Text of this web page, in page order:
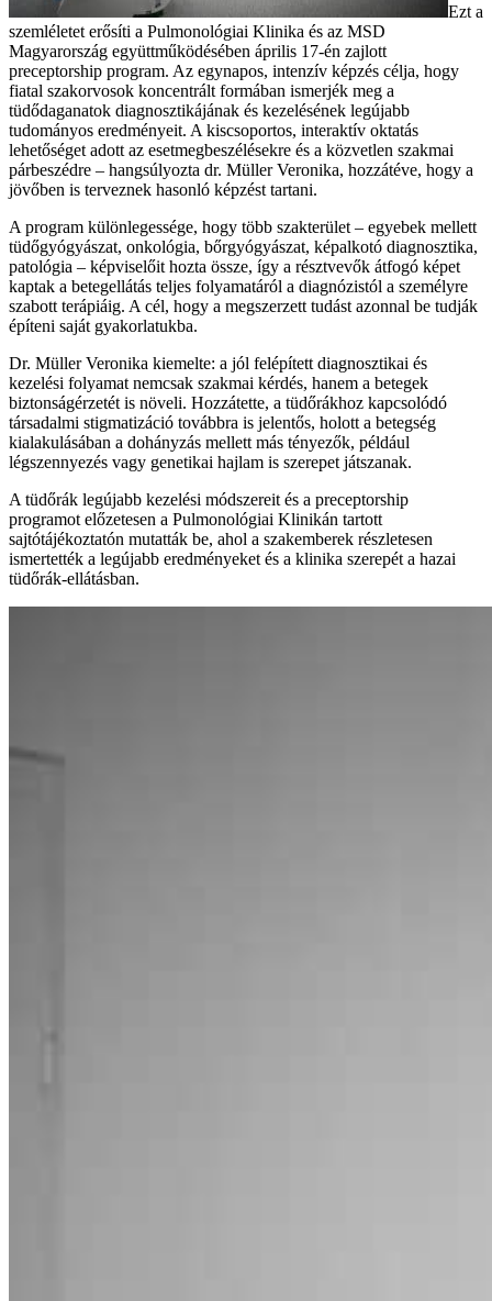
Ezt a
szemléletet erősíti a Pulmonológiai Klinika és az MSD
Magyarország együttműködésében április 17-én zajlott
preceptorship program. Az egynapos, intenzív képzés célja, hogy
fiatal szakorvosok koncentrált formában ismerjék meg a
tüdődaganatok diagnosztikájának és kezelésének legújabb
tudományos eredményeit. A kiscsoportos, interaktív oktatás
lehetőséget adott az esetmegbeszélésekre és a közvetlen szakmai
párbeszédre – hangsúlyozta dr. Müller Veronika, hozzátéve, hogy a
jövőben is terveznek hasonló képzést tartani.
A program különlegessége, hogy több szakterület – egyebek mellett
tüdőgyógyászat, onkológia, bőrgyógyászat, képalkotó diagnosztika,
patológia – képviselőit hozta össze, így a résztvevők átfogó képet
kaptak a betegellátás teljes folyamatáról a diagnózistól a személyre
szabott terápiáig. A cél, hogy a megszerzett tudást azonnal be tudják
építeni saját gyakorlatukba.
Dr. Müller Veronika kiemelte: a jól felépített diagnosztikai és
kezelési folyamat nemcsak szakmai kérdés, hanem a betegek
biztonságérzetét is növeli. Hozzátette, a tüdőrákhoz kapcsolódó
társadalmi stigmatizáció továbbra is jelentős, holott a betegség
kialakulásában a dohányzás mellett más tényezők, például
légszennyezés vagy genetikai hajlam is szerepet játszanak.
A tüdőrák legújabb kezelési módszereit és a preceptorship
programot előzetesen a Pulmonológiai Klinikán tartott
sajtótájékoztatón mutatták be, ahol a szakemberek részletesen
ismertették a legújabb eredményeket és a klinika szerepét a hazai
tüdőrák-ellátásban.